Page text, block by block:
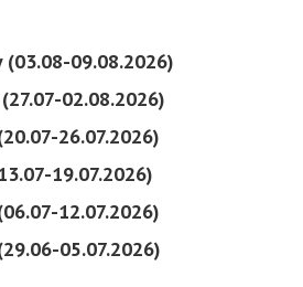
(03.08-09.08.2026)
02.08.2026)
26.07.2026)
19.07.2026)
12.07.2026)
05.07.2026)